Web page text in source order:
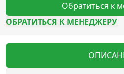
Обратиться к
ОБРАТИТЬСЯ К МЕНЕДЖЕРУ